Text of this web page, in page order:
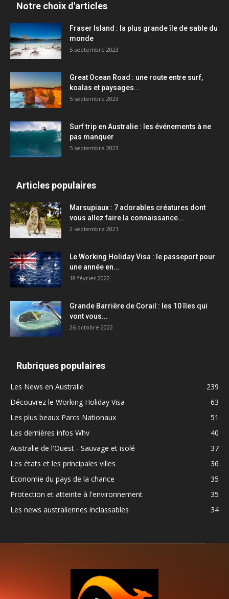
Notre choix d'articles
Fraser Island : la plus grande île de sable du
monde
5 septembre 2023
Great Ocean Road : une route entre surf,
koalas et paysages...
5 septembre 2023
Surf trip en Australie : les événements à ne
pas manquer
5 septembre 2023
Articles populaires
Marsupiaux : 7 adorables créatures dont
vous allez faire la connaissance...
2 septembre 2021
Le Working Holiday Visa : le passeport pour
une année en...
18 février 2022
Grande Barrière de Corail : les 10 îles qui
vont vous...
26 octobre 2022
Rubriques populaires
Les News en Australie
239
Découvrez le Working Holiday Visa
63
Les plus beaux Parcs Nationaux
51
Les dernières infos Whv
40
Australie de l'Ouest - Sauvage et isolé
37
Les états et les principales villes
36
Economie du pays de la chance
35
Protection et atteinte à l'environnement
35
Les news australiennes inclassables
34